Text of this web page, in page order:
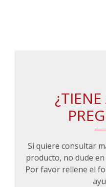
Si quiere consultar
producto, no dude
Por favor rellene el